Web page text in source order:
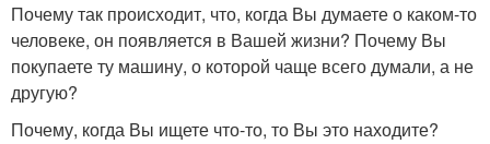
Почему так происходит, что, когда Вы думаете о каком-то
человеке, он появляется в Вашей жизни? Почему Вы
покупаете ту машину, о которой чаще всего думали, а не
другую?
Почему, когда Вы ищете что-то, то Вы это находите?